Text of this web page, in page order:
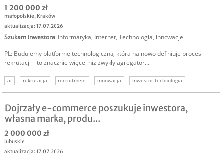
1 200 000 zł
małopolskie, Kraków
aktualizacja: 17.07.2026
Szukam inwestora: Informatyka, Internet, Technologia, innowacje
PL: Budujemy platformę technologiczną, która na nowo definiuje proces
rekrutacji – to znacznie więcej niż zwykły agregator...
ai rekrutacja recruitment innowacja
inwestor technologia
szukamy kapitału
szukam inwestora
Dojrzały e-commerce poszukuje inwestora,
własna marka, produ...
2 000 000 zł
lubuskie
aktualizacja: 17.07.2026